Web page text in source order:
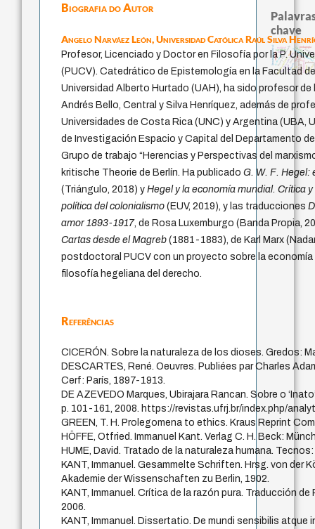
Biografia do Autor
Angelo Narváez León,Universidad Católica Raúl Silva
Profesor, Licenciado y Doctor en Filosofía por la P.
(PUCV). Catedrático de Epistemología en la Facultad
Universidad Alberto Hurtado (UAH), ha sido profesor
Andrés Bello, Central y Silva Henríquez, además de
Universidades de Costa Rica (UNC) y Argentina (UBA,
de Investigación Espacio y Capital del Departamento
Grupo de trabajo “Herencias y Perspectivas del
kritische Theorie de Berlín. Ha publicadoG. W. F. Hegel:
(Triángulo, 2018) yHegel y la economía mundial. Crítica
política del colonialismo (EUV, 2019), y las traducciones
amor 1893-1917, de Rosa Luxemburgo (Banda Propia,
Cartas desde el Magreb (1881-1883), de Karl Marx
postdoctoral PUCV con un proyecto sobre la economía
filosofía hegeliana del derecho.
Referências
CICERÓN. Sobre la naturaleza de los dioses. Gredos:
DESCARTES, René. Oeuvres. Publiées par Charles
Cerf: París, 1897-1913.
DE AZEVEDO Marques, Ubirajara Rancan. Sobre o
p. 101-161, 2008. https://revistas.ufrj.br/index.php/
GREEN, T. H. Prolegomena to ethics. Kraus Reprint
HÖFFE, Otfried. Immanuel Kant. Verlag C. H. Beck:
HUME, David. Tratado de la naturaleza humana. Tecnos:
KANT, Immanuel. Gesammelte Schriften. Hrsg. von der
Akademie der Wissenschaften zu Berlin, 1902.
KANT, Immanuel. Crítica de la razón pura. Traducción
2006.
KANT, Immanuel. Dissertatio. De mundi sensibilis
chave
fundamentalismojacobi
protágoras
experiência temporal
metafísica do tempo
género
idade
intolerância
history of philosophy identidade
homem-medida
j.c.m. neto palavra
literatura (poética)
perdón leyes
violencia
guayaquil
logos
pedagogia
lei
desejo
sacrifício
mind
therapy
animais
realidad